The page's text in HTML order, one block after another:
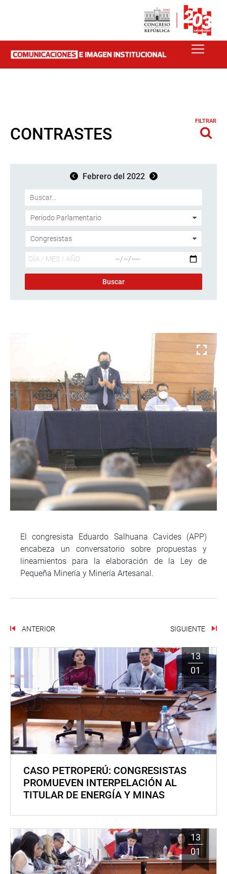
CONTRASTES
FILTRAR
Febrero del 2022
El congresista Eduardo Salhuana Cavides (APP)
encabeza un conversatorio sobre propuestas y
lineamientos para la elaboración de la Ley de
Pequeña Minería y Minería Artesanal.
ANTERIOR SIGUIENTE
13
01
CASO PETROPERÚ: CONGRESISTAS
PROMUEVEN INTERPELACIÓN AL
TITULAR DE ENERGÍA Y MINAS
13
01